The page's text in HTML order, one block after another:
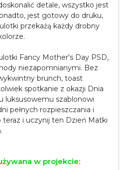
detale, wszystko jest
jest gotowy do druku,
przekażą każdy drobny
Fancy Mother's Day PSD,
niezapomnianymi. Bez
brunch, toast
spotkanie z okazji Dnia
luksusowemu szablonowi
pełnych rozpieszczania i
teraz i uczynij ten Dzień Matki
w projekcie: